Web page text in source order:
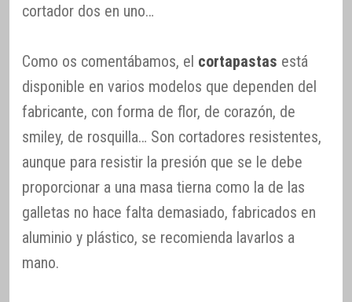
cortador dos en uno…
Como os comentábamos, el cortapastas está
disponible en varios modelos que dependen del
fabricante, con forma de flor, de corazón, de
smiley, de rosquilla… Son cortadores resistentes,
aunque para resistir la presión que se le debe
proporcionar a una masa tierna como la de las
galletas no hace falta demasiado, fabricados en
aluminio y plástico, se recomienda lavarlos a
mano.